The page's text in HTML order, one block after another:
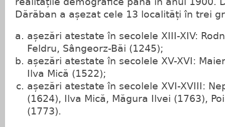
Dărăban a așezat cele 13 localități în trei
așezări atestate în secolele XIII-XIV:
Feldru, Sângeorz-Băi (1245);
așezări atestate în secolele XV-XVI:
Ilva Mică (1522);
așezări atestate în secolele XVI-XVIII:
(1624), Ilva Mică, Măgura Ilvei (1763),
(1773).